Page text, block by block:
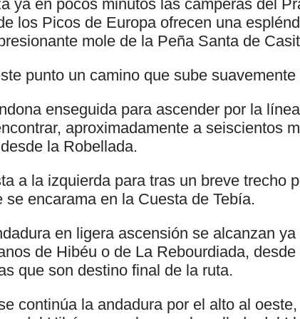
ya en pocos minutos las camperas del
los Picos de Europa ofrecen una
mole de la Peña Santa de
punto un camino que sube
enseguida para ascender por la
aproximadamente a seiscientos
la Robellada.
a la izquierda para tras un breve trecho
se encarama en la Cuesta de Tebía.
en ligera ascensión se alcanzan
de Hibéu o de La Rebourdiada,
que son destino final de la ruta.
continúa la andadura por el alto al